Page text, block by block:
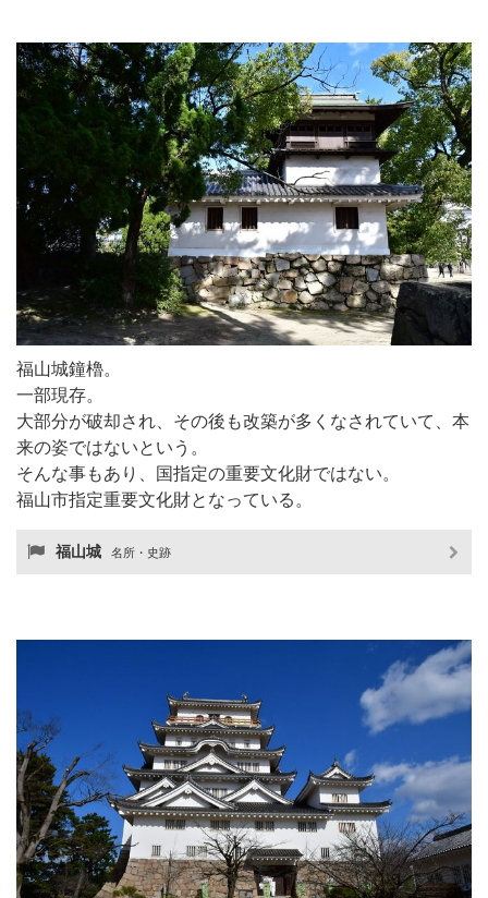
福山城鐘櫓。
一部現存。
大部分が破却され、その後も改築が多くなされていて、本
来の姿ではないという。
そんな事もあり、国指定の重要文化財ではない。
福山市指定重要文化財となっている。
福山城 名所・史跡